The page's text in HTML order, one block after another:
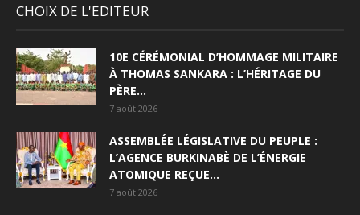
CHOIX DE L'EDITEUR
10E CÉRÉMONIAL D’HOMMAGE MILITAIRE
À THOMAS SANKARA : L’HÉRITAGE DU
PÈRE...
7 août 2026
ASSEMBLÉE LÉGISLATIVE DU PEUPLE :
L’AGENCE BURKINABÈ DE L’ÉNERGIE
ATOMIQUE REÇUE...
7 août 2026